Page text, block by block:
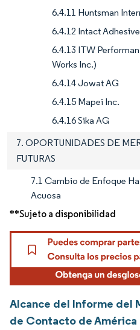
6.4.11 Huntsman
6.4.12 Intact
6.4.13 ITW
Works Inc.)
6.4.14 Jowat AG
6.4.15 Mapei Inc.
6.4.16 Sika AG
7. OPORTUNIDADES DE
FUTURAS
7.1 Cambio de Enfoque
Acuosa
**Sujeto a disponibilidad
Alcance del Informe del
de Contacto de